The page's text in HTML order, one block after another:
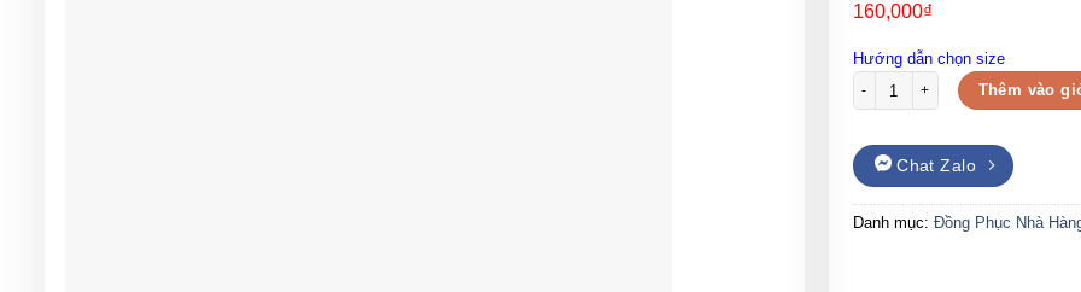
160,000₫
Hướng dẫn chọn size
Áo thun đồng phục nhà hàng có
Thêm vào
Chat Zalo
Danh mục: Đồng Phục Nhà